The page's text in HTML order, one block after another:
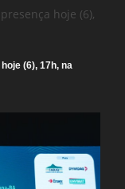
(6), 17h, na